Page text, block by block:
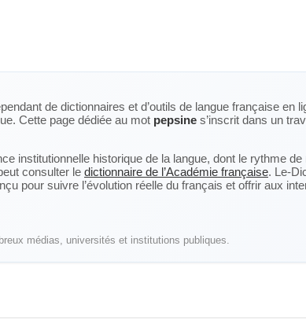
de dictionnaires et d’outils de langue française en
Cette page dédiée au mot pepsine s’inscrit dans un
institutionnelle historique de la langue, dont le rythme de
consulter le dictionnaire de l’Académie française. Le-
pour suivre l’évolution réelle du français et offrir aux
médias, universités et institutions publiques.